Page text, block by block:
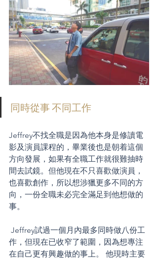
同時從事 不同工作
Jeffrey不找全職是因為他本身是修讀電
影及演員課程的，畢業後也是朝着這個
方向發展，如果有全職工作就很難抽時
間去試鏡。但他現在不只喜歡做演員，
也喜歡創作，所以想涉獵更多不同的方
向，一份全職未必完全滿足到他想做的
事。
Jeffrey試過一個月內最多同時做八份工
作，但現在已收窄了範圍，因為想專注
在自己更有興趣做的事上。 他現時主要